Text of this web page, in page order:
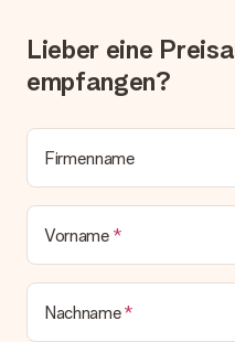
zeitgleich mit der
deinem MySurprise Account
Geschenk also direkt beim
Lieber eine
empfangen?
Firmenname
Vorname
Nachname